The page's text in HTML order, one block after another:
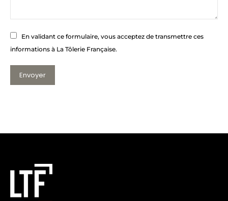
En validant ce formulaire, vous acceptez de transmettre ces
informations à La Tôlerie Française.
Envoyer